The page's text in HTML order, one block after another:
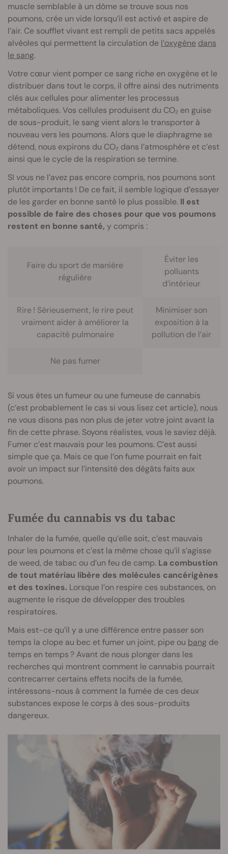
muscle semblable à un dôme se trouve sous nos
poumons, crée un vide lorsqu’il est activé et aspire de
l’air. Ce soufflet vivant est rempli de petits sacs appelés
alvéoles qui permettent la circulation de l’oxygène dans
le sang.
Votre cœur vient pomper ce sang riche en oxygène et le
distribuer dans tout le corps, il offre ainsi des nutriments
clés aux cellules pour alimenter les processus
métaboliques. Vos cellules produisent du CO₂ en guise
de sous-produit, le sang vient alors le transporter à
nouveau vers les poumons. Alors que le diaphragme se
détend, nous expirons du CO₂ dans l’atmosphère et c’est
ainsi que le cycle de la respiration se termine.
SI vous ne l’avez pas encore compris, nos poumons sont
plutôt importants ! De ce fait, il semble logique d’essayer
de les garder en bonne santé le plus possible. Il est
possible de faire des choses pour que vos poumons
restent en bonne santé, y compris :
Faire du sport de manière
régulière
Éviter les
polluants
d’intérieur
Rire ! Sérieusement, le rire peut
vraiment aider à améliorer la
capacité pulmonaire
Minimiser son
exposition à la
pollution de l’air
Ne pas fumer
Si vous êtes un fumeur ou une fumeuse de cannabis
(c’est probablement le cas si vous lisez cet article), nous
ne vous disons pas non plus de jeter votre joint avant la
fin de cette phrase. Soyons réalistes, vous le saviez déjà.
Fumer c’est mauvais pour les poumons. C’est aussi
simple que ça. Mais ce que l’on fume pourrait en fait
avoir un impact sur l’intensité des dégâts faits aux
poumons.
Fumée du cannabis vs du tabac
Inhaler de la fumée, quelle qu’elle soit, c’est mauvais
pour les poumons et c’est la même chose qu’il s’agisse
de weed, de tabac ou d’un feu de camp. La combustion
de tout matériau libère des molécules cancérigènes
et des toxines. Lorsque l’on respire ces substances, on
augmente le risque de développer des troubles
respiratoires.
Mais est-ce qu’il y a une différence entre passer son
temps la clope au bec et fumer un joint, pipe ou bang de
temps en temps ? Avant de nous plonger dans les
recherches qui montrent comment le cannabis pourrait
contrecarrer certains effets nocifs de la fumée,
intéressons-nous à comment la fumée de ces deux
substances expose le corps à des sous-produits
dangereux.